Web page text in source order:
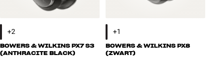
BOWERS & WILKINS PX7 S3
(ANTHRACITE BLACK)
BOWERS & WILKINS PX8
(ZWART)